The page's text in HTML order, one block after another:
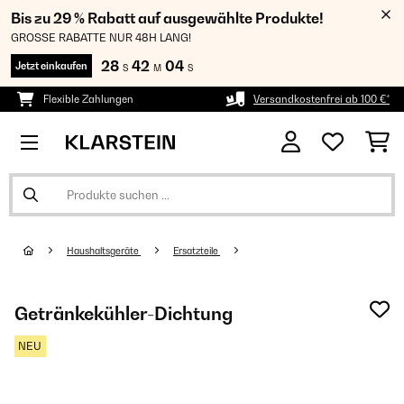
Bis zu 29 % Rabatt auf ausgewählte Produkte!
GROSSE RABATTE NUR 48H LANG!
Jetzt einkaufen 28 S 42 M 03 S
Flexible Zahlungen Versandkostenfrei ab 100 €*
Haushaltsgeräte Ersatzteile
Getränkekühler-Dichtung
NEU